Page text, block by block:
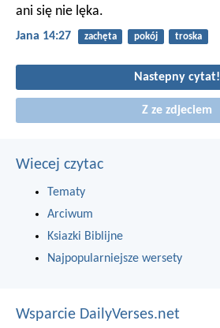
ani się nie lęka.
Jana 14:27 zachęta pokój troska
Nastepny cytat!
Z ze zdjeciem
Wiecej czytac
Tematy
Arciwum
Ksiazki Biblijne
Najpopularniejsze wersety
Wsparcie DailyVerses.net